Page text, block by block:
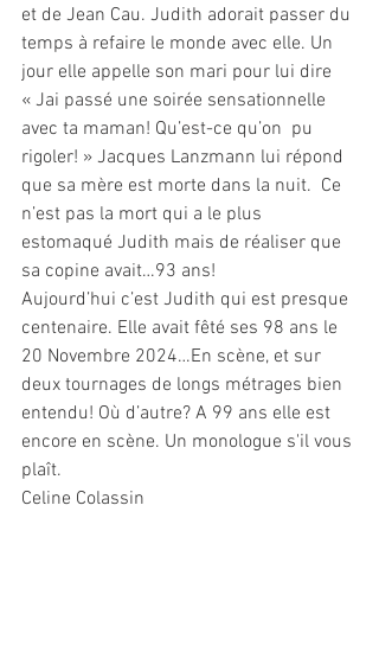
et de Jean Cau. Judith adorait passer du
temps à refaire le monde avec elle. Un
jour elle appelle son mari pour lui dire
« Jai passé une soirée sensationnelle
avec ta maman! Qu’est-ce qu’on  pu
rigoler! » Jacques Lanzmann lui répond
que sa mère est morte dans la nuit.  Ce
n’est pas la mort qui a le plus
estomaqué Judith mais de réaliser que
sa copine avait…93 ans!
Aujourd’hui c’est Judith qui est presque
centenaire. Elle avait fêté ses 98 ans le
20 Novembre 2024…En scène, et sur
deux tournages de longs métrages bien
entendu! Où d’autre? A 99 ans elle est
encore en scène. Un monologue s'il vous
plaît.
Celine Colassin